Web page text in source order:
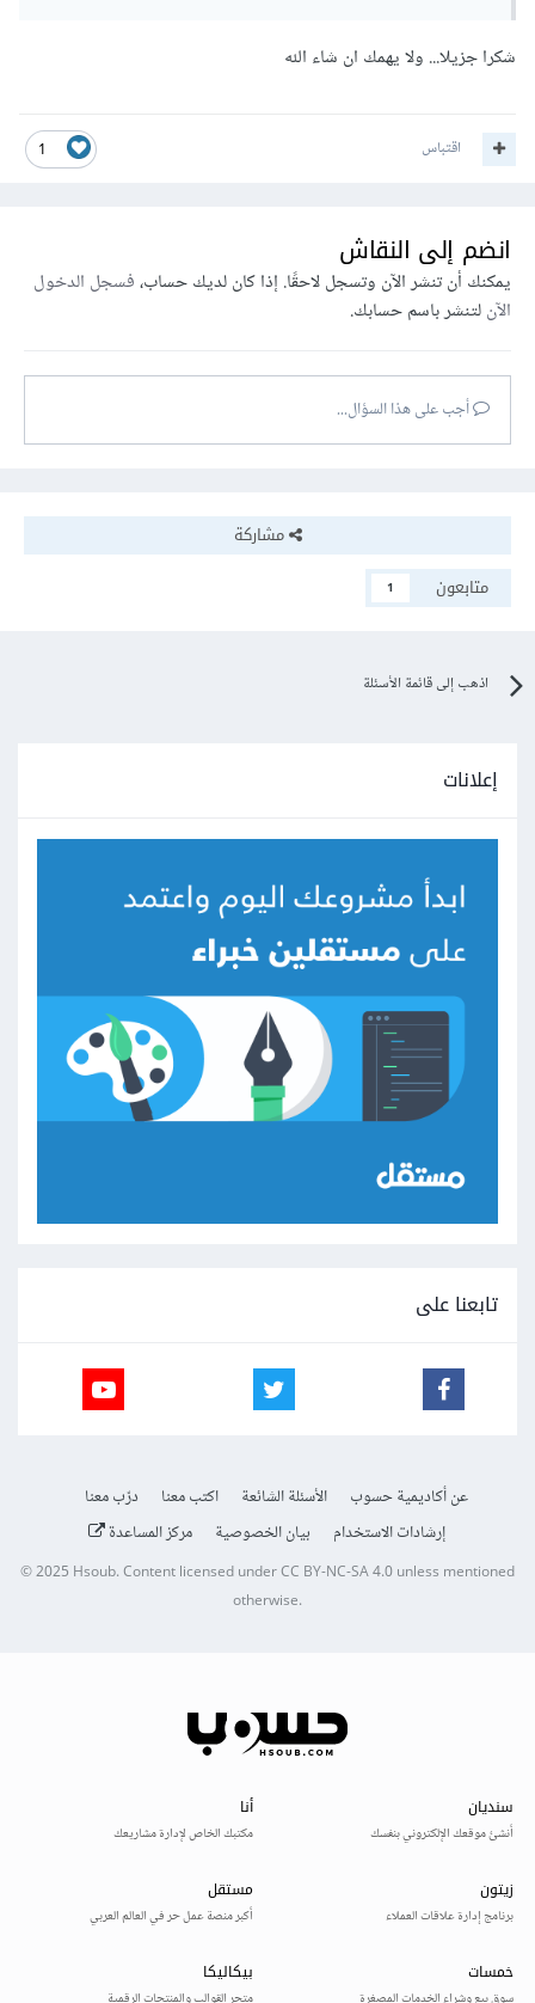
شكرا جزيلا... ولا يهمك ان شاء الله
1 اقتباس
انضم إلى النقاش
يمكنك أن تنشر الآن وتسجل لاحقًا. إذا كان لديك حساب،فسجل الدخول
الآنلتنشر باسم حسابك.
أجب على هذا السؤال...
مشاركة
متابعون
1
اذهب إلى قائمة الأسئلة
إعلانات
تابعنا على
عن أكاديمية حسوب الأسئلة الشائعة اكتب معنا
درّب معنا
إرشادات الاستخدام
بيان الخصوصية مركز المساعدة
© 2025Hsoub.Content licensed underCC BY-NC-SA 4.0unless mentioned
otherwise.